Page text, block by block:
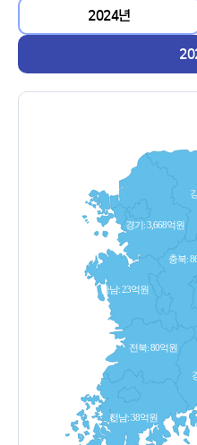
2024년
경기: 3,668억원
전남: 38억원
전북: 80억원
충남: 23억원
충북: